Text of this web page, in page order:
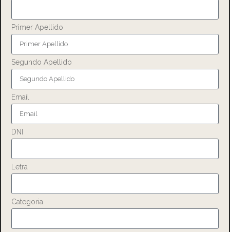
Primer Apellido
Segundo Apellido
Email
DNI
Letra
Categoria